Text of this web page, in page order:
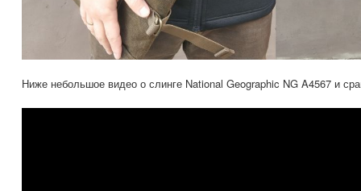
Ниже небольшое видео о слинге National Geographic NG A4567 и